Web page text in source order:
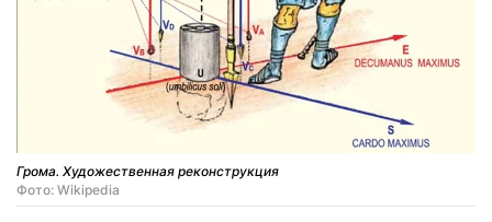
Грома. Художественная реконструкция
Фото: Wikipedia